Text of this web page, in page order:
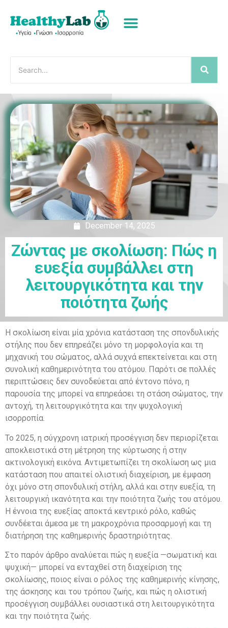
December 14, 2025
Ζώντας με σκολίωση: Πώς η
ευεξία συμβάλλει στη
λειτουργικότητα και την
ποιότητα ζωής
Η σκολίωση είναι μία χρόνια κατάσταση της σπονδυλικής
στήλης που δεν επηρεάζει μόνο τη μορφολογία και τη
μηχανική του σώματος, αλλά συχνά επεκτείνεται και στη
συνολική καθημερινότητα του ατόμου. Παρότι σε πολλές
περιπτώσεις δεν συνοδεύεται από έντονο πόνο, η
παρουσία της μπορεί να επηρεάσει τη στάση σώματος, την
αντοχή, τη λειτουργικότητα και την ψυχολογική
ισορροπία.
Το 2025, η σύγχρονη ιατρική προσέγγιση δεν περιορίζεται
αποκλειστικά στη μέτρηση της κύρτωσης ή στην
ακτινολογική εικόνα. Αντιμετωπίζει τη σκολίωση ως μια
κατάσταση που απαιτεί ολιστική διαχείριση, με έμφαση
όχι μόνο στη σπονδυλική στήλη, αλλά και στην ευεξία, τη
λειτουργική ικανότητα και την ποιότητα ζωής του ατόμου.
Η έννοια της ευεξίας αποκτά κεντρικό ρόλο, καθώς
συνδέεται άμεσα με τη μακροχρόνια προσαρμογή και τη
διατήρηση της καθημερινής δραστηριότητας.
Στο παρόν άρθρο αναλύεται πώς η ευεξία —σωματική και
ψυχική— μπορεί να ενταχθεί στη διαχείριση της
σκολίωσης, ποιος είναι ο ρόλος της καθημερινής κίνησης,
της άσκησης και του τρόπου ζωής, και πώς η ολιστική
προσέγγιση συμβάλλει ουσιαστικά στη λειτουργικότητα
και την ποιότητα ζωής.